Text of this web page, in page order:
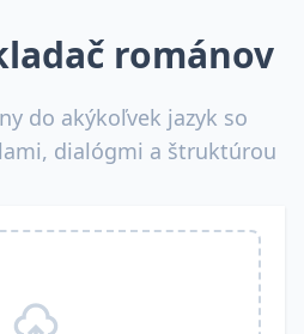
románov
do akýkoľvek jazyk so
dialógmi a štruktúrou